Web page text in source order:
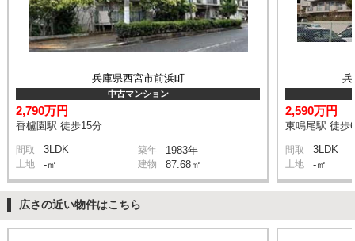
兵庫県西宮市前浜町
中古マンション
2,790万円
香櫨園駅 徒歩15分
間取 3LDK 築年 1983年
土地 -㎡ 建物 87.68㎡
兵
2,590万円
東鳴尾駅 徒歩
間取 3LDK
土地 -㎡
広さの近い物件はこちら